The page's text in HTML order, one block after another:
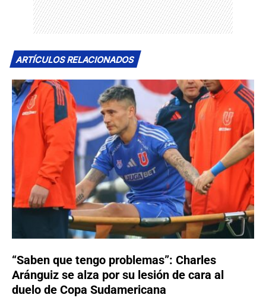
ARTÍCULOS RELACIONADOS
“Saben que tengo problemas”: Charles
Aránguiz se alza por su lesión de cara al
duelo de Copa Sudamericana